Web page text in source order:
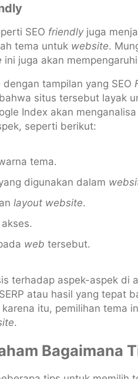
SEO friendlyjuga
tema untuk website.
ini juga akan
dengan tampilan yang SEO
situs tersebut layak
Index akan
seperti berikut:
tema.
digunakan dalam
layout website.
web tersebut.
terhadap aspek-aspek di
atau hasil yang tepat
karena itu, pemilihan tema
.
Bagaimana